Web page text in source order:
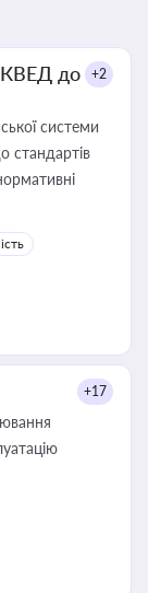
КВЕД до
+2
системи
стандартів
+17